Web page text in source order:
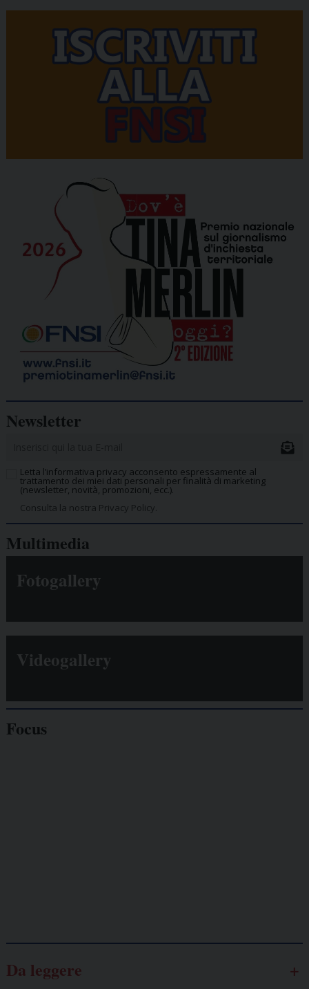
Newsletter
Letta l’informativa privacy acconsento espressamente al
trattamento dei miei dati personali per finalità di marketing
(newsletter, novità, promozioni, ecc.).
Consulta la nostra Privacy Policy.
Multimedia
Fotogallery
Videogallery
Focus
Da leggere